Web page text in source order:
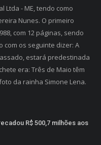
Ltda - ME, tendo como
Nunes. O primeiro
com 12 páginas, sendo
com os seguinte dizer: A
estará predestinada
era: Três de Maio têm
da rainha Simone Lena.
R$ 500,7 milhões aos